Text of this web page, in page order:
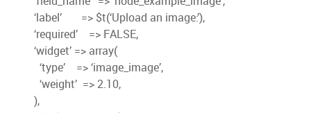
‘label’ => $t(‘Upload an image:’),
‘required’ => FALSE,
‘widget’ => array(
‘type’ => ‘image_image’,
‘weight’ => 2.10,
),